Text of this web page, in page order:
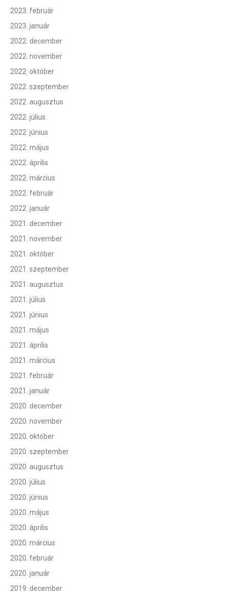
2023. február
2023. január
2022. december
2022. november
2022. október
2022. szeptember
2022. augusztus
2022. július
2022. június
2022. május
2022. április
2022. március
2022. február
2022. január
2021. december
2021. november
2021. október
2021. szeptember
2021. augusztus
2021. július
2021. június
2021. május
2021. április
2021. március
2021. február
2021. január
2020. december
2020. november
2020. október
2020. szeptember
2020. augusztus
2020. július
2020. június
2020. május
2020. április
2020. március
2020. február
2020. január
2019. december